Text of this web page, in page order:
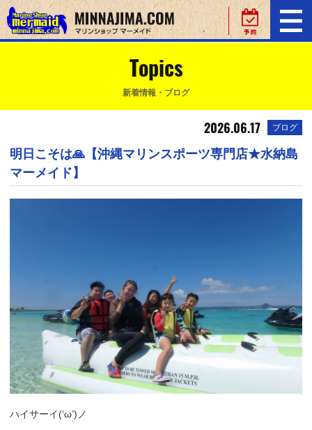
Topics
新着情報・ブログ
2026.06.17 ブログ
明日こそは🙏【沖縄マリンスポーツ専門店★水納島
マーメイド】
ハイサーイ(‘ω’)ノ